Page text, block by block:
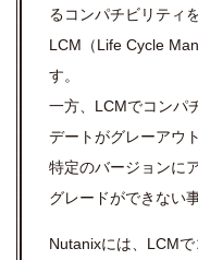
るコンパチビリティ
LCM（Life Cycle
す。
一方、LCMでコンパ
デートがグレーアウ
特定のバージョンに
グレードができない
Nutanixには、LCM